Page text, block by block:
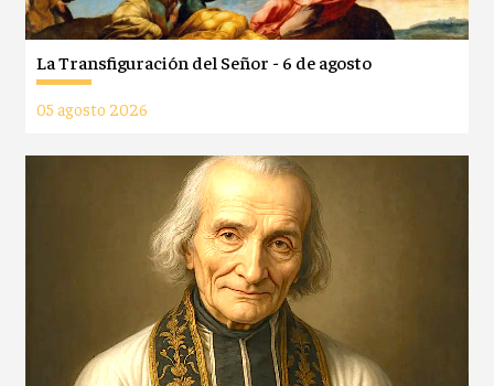
La Transfiguración del Señor - 6 de agosto
05 agosto 2026